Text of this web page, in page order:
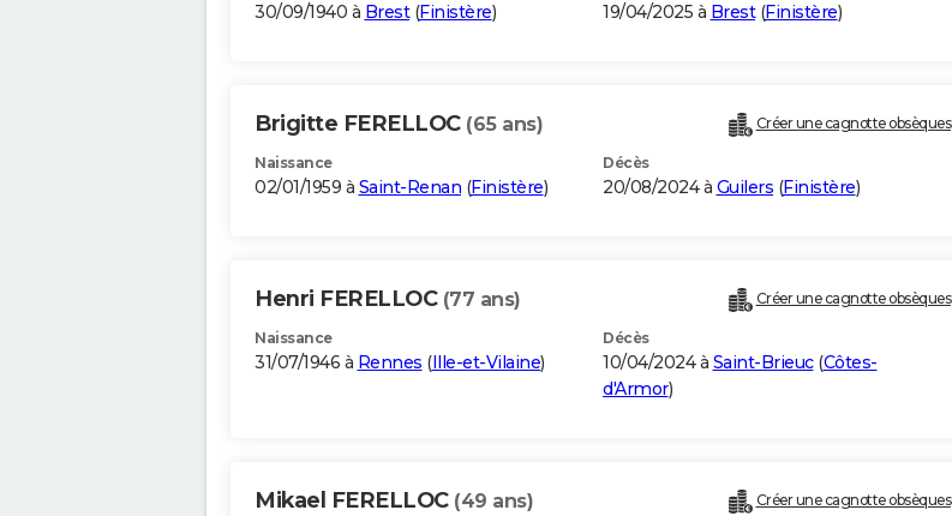
30/09/1940 à Brest(Finistère) 19/04/2025 à Brest(Finistère)
Brigitte FERELLOC (65 ans) Créer une cagnotte obsèques
Naissance
02/01/1959 à Saint-Renan (Finistère)
Décès
20/08/2024 à Guilers (Finistère)
Henri FERELLOC (77 ans) Créer une cagnotte obsèques
Naissance
31/07/1946 à Rennes (Ille-et-Vilaine)
Décès
10/04/2024 à Saint-Brieuc(Côtes-
d'Armor)
Mikael FERELLOC (49 ans) Créer une cagnotte obsèques